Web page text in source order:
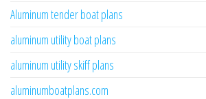
Aluminum tender boat plans
aluminum utility boat plans
aluminum utility skiff plans
aluminumboatplans.com